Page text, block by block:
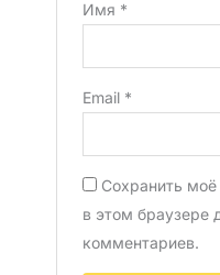
Имя *
Email *
Сохранить
в этом браузере
комментариев.